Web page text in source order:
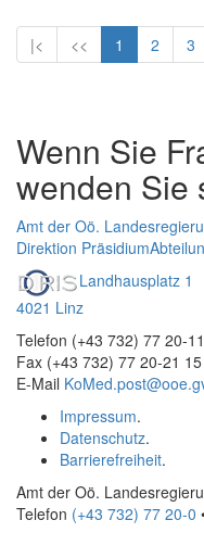
|< << 1 2 3
Wenn Sie
wenden Sie
Amt der Oö.
Direktion Präsidium
Landhausplatz 1
4021 Linz
Telefon (+43 732) 77 20-
Fax (+43 732) 77 20-21
E-Mail
Impressum.
Datenschutz.
Barrierefreiheit.
Amt der Oö.
Telefon (+43 732) 77 20-0